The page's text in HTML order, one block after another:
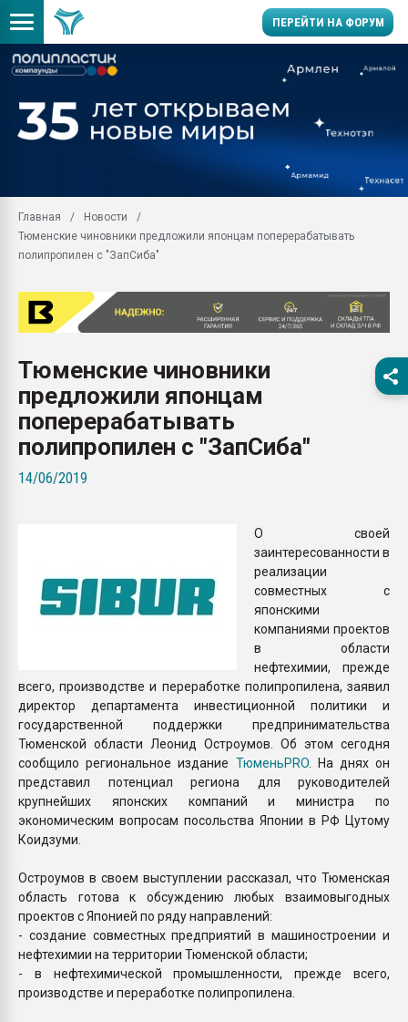
ПЕРЕЙТИ НА ФОРУМ
производство SPC
заводу пластмасс"
28.07.2026
первый план в
28.07.2026
ситуацией на
бутылок
Главная
Новости
Тюменские чиновники предложили японцам поперерабатывать
полипропилен с "ЗапСиба"
Тюменские чиновники
предложили японцам
поперерабатывать
полипропилен с "ЗапСиба"
14/06/2019
О своей
заинтересованности в
реализации
совместных с
японскими
компаниями проектов
в области
нефтехимии, прежде
всего, производстве и переработке полипропилена, заявил
директор департамента инвестиционной политики и
государственной поддержки предпринимательства
Тюменской области Леонид Остроумов. Об этом сегодня
сообщило региональное издание ТюменьPRO. На днях он
представил потенциал региона для руководителей
крупнейших японских компаний и министра по
экономическим вопросам посольства Японии в РФ Цутому
Коидзуми.
Остроумов в своем выступлении рассказал, что Тюменская
область готова к обсуждению любых взаимовыгодных
проектов с Японией по ряду направлений:
- создание совместных предприятий в машиностроении и
нефтехимии на территории Тюменской области;
- в нефтехимической промышленности, прежде всего,
производстве и переработке полипропилена.